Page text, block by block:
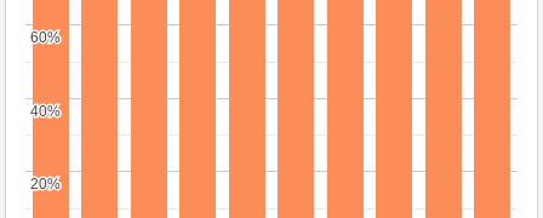
20%
20%
40%
40%
60%
60%